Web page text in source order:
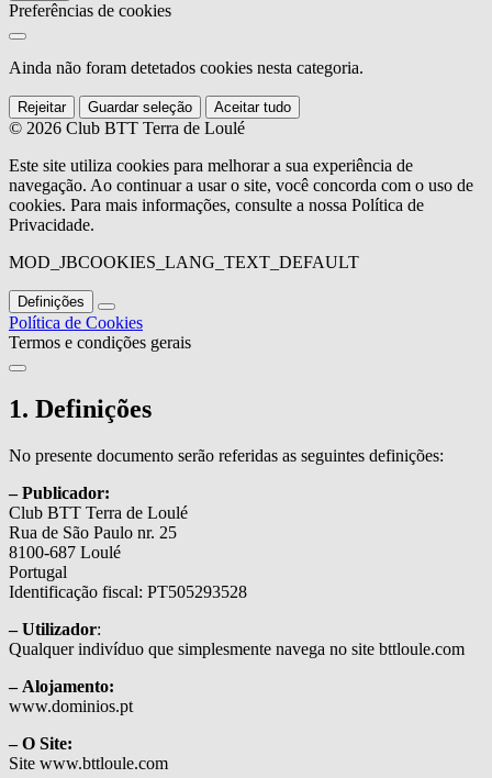
Preferências de cookies
Ainda não foram detetados cookies nesta categoria.
Rejeitar Guardar seleção Aceitar tudo
© 2026 Club BTT Terra de Loulé
Este site utiliza cookies para melhorar a sua experiência de
navegação. Ao continuar a usar o site, você concorda com o uso de
cookies. Para mais informações, consulte a nossa Política de
Privacidade.
MOD_JBCOOKIES_LANG_TEXT_DEFAULT
Definições
Política de Cookies
Termos e condições gerais
1. Definições
No presente documento serão referidas as seguintes definições:
– Publicador:
Club BTT Terra de Loulé
Rua de São Paulo nr. 25
8100-687 Loulé
Portugal
Identificação fiscal: PT505293528
– Utilizador:
Qualquer indivíduo que simplesmente navega no site bttloule.com
– Alojamento:
www.dominios.pt
– O Site:
Site www.bttloule.com